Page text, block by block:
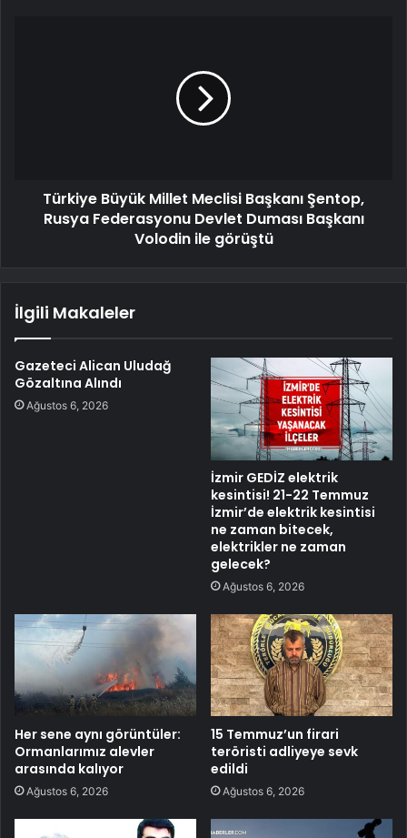
Türkiye Büyük Millet Meclisi Başkanı Şentop,
Rusya Federasyonu Devlet Duması Başkanı
Volodin ile görüştü
İlgili Makaleler
Gazeteci Alican Uludağ
Gözaltına Alındı
Ağustos 6, 2026
İzmir GEDİZ elektrik
kesintisi! 21-22 Temmuz
İzmir’de elektrik kesintisi
ne zaman bitecek,
elektrikler ne zaman
gelecek?
Ağustos 6, 2026
Her sene aynı görüntüler:
Ormanlarımız alevler
arasında kalıyor
Ağustos 6, 2026
15 Temmuz’un firari
teröristi adliyeye sevk
edildi
Ağustos 6, 2026